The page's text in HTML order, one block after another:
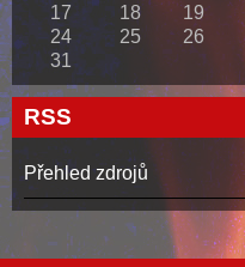
17
18 19
24
25 26
31
RSS
Přehled zdrojů